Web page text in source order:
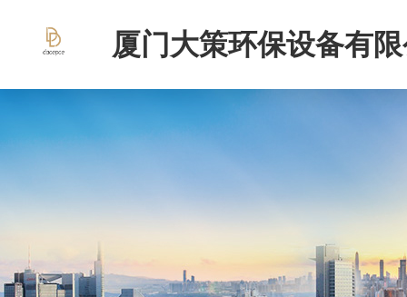
厦门大策环保设备有